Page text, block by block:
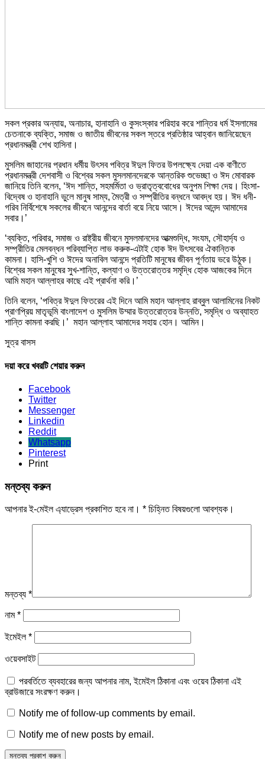
সকল প্রকার অন্যায়, অনাচার, হানাহানি ও কুসংস্কার পরিহার করে শান্তির ধর্ম ইসলামের
চেতনাকে ব্যক্তি, সমাজ ও জাতীয় জীবনের সকল স্তরে প্রতিষ্ঠার আহ্বান জানিয়েছেন
প্রধানমন্ত্রী শেখ হাসিনা।
মুসলিম জাহানের প্রধান ধর্মীয় উৎসব পবিত্র ঈদুল ফিতর উপলক্ষ্যে দেয়া এক বাণীতে
প্রধানমন্ত্রী দেশবাসী ও বিশ্বের সকল মুসলমানদেরকে আন্তরিক শুভেচ্ছা ও ঈদ মোবারক
জানিয়ে তিনি বলেন, ‘ঈদ শান্তি, সহমর্মিতা ও ভ্রাতৃত্ববোধের অনুপম শিক্ষা দেয়। হিংসা-
বিদ্বেষ ও হানাহানি ভুলে মানুষ সাম্য, মৈত্রী ও সম্প্রীতির বন্ধনে আবদ্ধ হয়। ঈদ ধনী-
গরিব নির্বিশেষে সকলের জীবনে আনন্দের বার্তা বয়ে নিয়ে আসে। ঈদের আনন্দ আমাদের
সবার।’
‘ব্যক্তি, পরিবার, সমাজ ও রাষ্ট্রীয় জীবনে মুসলমানদের আত্মশুদ্ধি, সংযম, সৌহার্দ্য ও
সম্প্রীতির মেলবন্ধন পরিব্যাপ্তি লাভ করুক-এটাই হোক ঈদ উৎসবের ঐকান্তিক
কামনা। হাসি-খুশি ও ঈদের অনাবিল আনন্দে প্রতিটি মানুষের জীবন পূর্ণতায় ভরে উঠুক।
বিশ্বের সকল মানুষের সুখ-শান্তি, কল্যাণ ও উত্তরোত্তর সমৃদ্ধি হোক আজকের দিনে
আমি মহান আল্লাহর কাছে এই প্রার্থনা করি।’
তিনি বলেন, ‘পবিত্র ঈদুল ফিতরের এই দিনে আমি মহান আল্লাহ রাব্বুল আলামিনের নিকট
প্রাণপ্রিয় মাতৃভূমি বাংলাদেশ ও মুসলিম উম্মার উত্তরোত্তর উন্নতি, সমৃদ্ধি ও অব্যাহত
শান্তি কামনা করছি।’ মহান আল্লাহ আমাদের সহায় হোন। আমিন।
সুত্র বাসস
দয়া করে খবরটি শেয়ার করুন
Facebook
Twitter
Messenger
Linkedin
Reddit
Whatsapp
Pinterest
Print
মন্তব্য করুন
আপনার ই-মেইল এ্যাড্রেস প্রকাশিত হবে না। * চিহ্নিত বিষয়গুলো আবশ্যক।
মন্তব্য *
নাম*
ইমেইল*
ওয়েবসাইট
পরবর্তিতে ব্যবহারের জন্য আপনার নাম, ইমেইল ঠিকানা এবং ওয়েব ঠিকানা এই
ব্রাউজারে সংরক্ষণ করুন।
Notify me of follow-up comments by email.
Notify me of new posts by email.